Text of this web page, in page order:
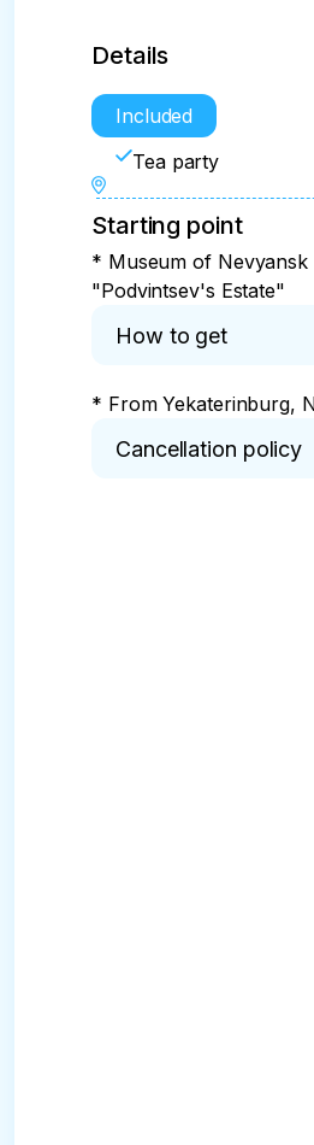
Details
Included
Tea party
Starting point
* Museum of Nevyansk
"Podvintsev's Estate"
How to get
* From Yekaterinburg,
Cancellation policy